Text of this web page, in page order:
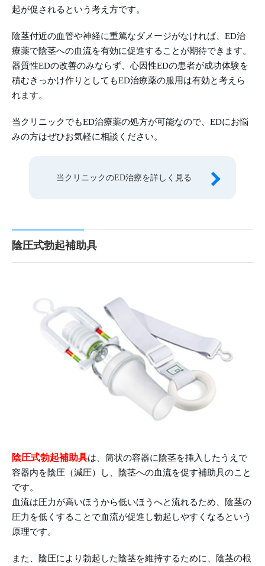
起が促されるという考え方です。
陰茎付近の血管や神経に重篤なダメージがなければ、ED治
療薬で陰茎への血流を有効に促進することが期待できます。
器質性EDの改善のみならず、心因性EDの患者が成功体験を
積むきっかけ作りとしてもED治療薬の服用は有効と考えら
れます。
当クリニックでもED治療薬の処方が可能なので、EDにお悩
みの方はぜひお気軽に相談ください。
当クリニックのED治療を詳しく見る
陰圧式勃起補助具
陰圧式勃起補助具は、筒状の容器に陰茎を挿入したうえで
容器内を陰圧（減圧）し、陰茎への血流を促す補助具のこと
です。
血流は圧力が高いほうから低いほうへと流れるため、陰茎の
圧力を低くすることで血流が促進し勃起しやすくなるという
原理です。
また、陰圧により勃起した陰茎を維持するために、陰茎の根